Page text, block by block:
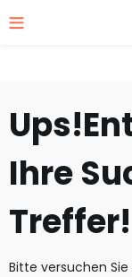
Ups!
Ihre
Treffer!
Bitte versuchen